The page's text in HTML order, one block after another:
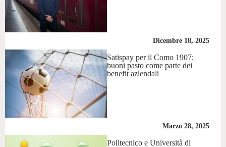
Dicembre 18, 2025
Satispay per il Como 1907:
buoni pasto come parte dei
benefit aziendali
Marzo 28, 2025
Politecnico e Università di